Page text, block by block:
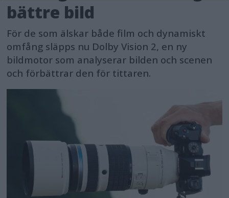
bättre bild
För de som älskar både film och dynamiskt
omfång släpps nu Dolby Vision 2, en ny
bildmotor som analyserar bilden och scenen
och förbättrar den för tittaren.